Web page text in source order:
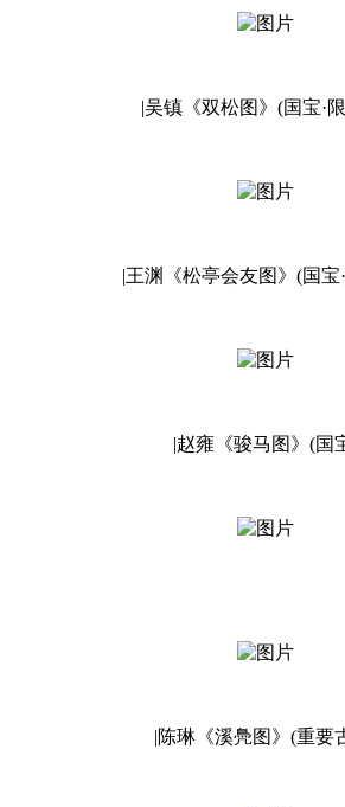
|吴镇《双松图》(国宝·
|王渊《松亭会友图》(国宝
|赵雍《骏马图》(国
|陈琳《溪鳧图》(重要